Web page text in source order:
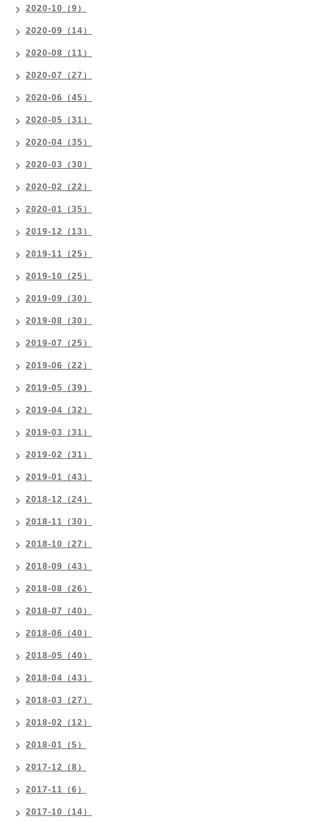
2020-10（9）
2020-09（14）
2020-08（11）
2020-07（27）
2020-06（45）
2020-05（31）
2020-04（35）
2020-03（30）
2020-02（22）
2020-01（35）
2019-12（13）
2019-11（25）
2019-10（25）
2019-09（30）
2019-08（30）
2019-07（25）
2019-06（22）
2019-05（39）
2019-04（32）
2019-03（31）
2019-02（31）
2019-01（43）
2018-12（24）
2018-11（30）
2018-10（27）
2018-09（43）
2018-08（26）
2018-07（40）
2018-06（40）
2018-05（40）
2018-04（43）
2018-03（27）
2018-02（12）
2018-01（5）
2017-12（8）
2017-11（6）
2017-10（14）